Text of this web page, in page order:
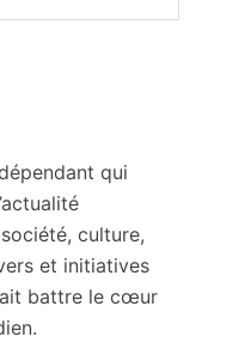
qui
culture,
et initiatives
battre le cœur